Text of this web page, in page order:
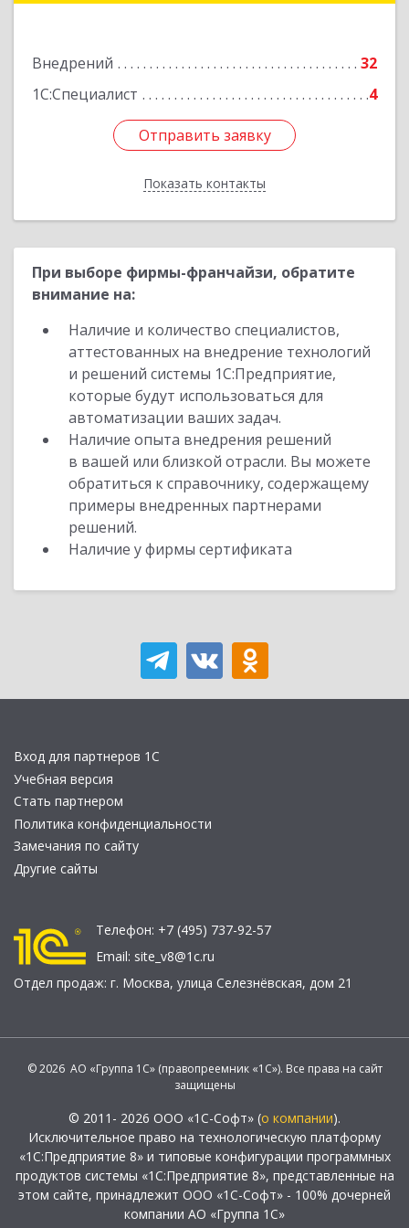
Внедрений
32
1С:Специалист
4
Отправить заявку
Показать контакты
Отправить заявку
Назад
При выборе фирмы-франчайзи, обратите
внимание на:
Наличие и количество специалистов,
аттестованных на внедрение технологий
и решений системы 1С:Предприятие,
которые будут использоваться для
автоматизации ваших задач.
Наличие опыта внедрения решений
в вашей или близкой отрасли. Вы можете
обратиться к справочнику, содержащему
примеры внедренных партнерами
решений.
Наличие у фирмы сертификата
Вход для партнеров 1С
Учебная версия
Стать партнером
Политика конфиденциальности
Замечания по сайту
Другие сайты
Телефон: +7 (495) 737-92-57
Email: site_v8@1c.ru
Отдел продаж: г. Москва, улица Селезнёвская, дом 21
© 2026 АО «Группа 1С» (правопреемник «1С»). Все права на сайт
защищены
© 2011- 2026 ООО «1С-Софт» (о компании).
Исключительное право на технологическую платформу
«1С:Предприятие 8» и типовые конфигурации программных
продуктов системы «1С:Предприятие 8», представленные на
этом сайте, принадлежит ООО «1С-Софт» - 100% дочерней
компании АО «Группа 1С»